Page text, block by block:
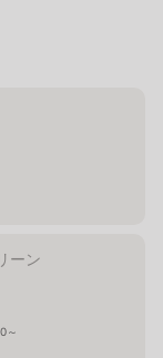
ーン
～